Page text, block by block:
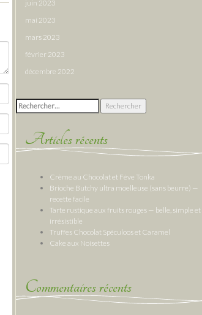
juin 2023
mai 2023
mars 2023
février 2023
décembre 2022
Rechercher :
Articles récents
Crème au Chocolat et Fève Tonka
Brioche Butchy ultra moelleuse (sans beurre) —
recette facile
Tarte rustique aux fruits rouges — belle, simple et
irrésistible
Truffes Chocolat Spéculoos et Caramel
Cake aux Noisettes
Commentaires récents